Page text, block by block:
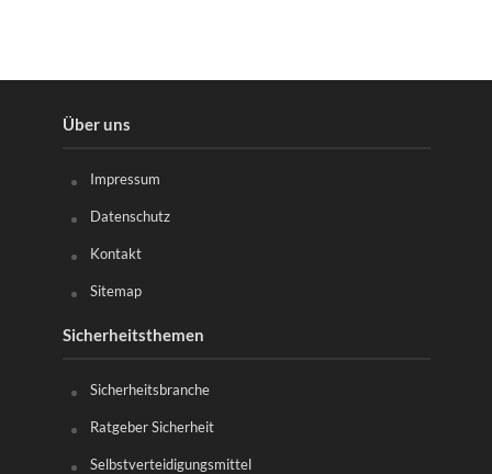
Über uns
Impressum
Datenschutz
Kontakt
Sitemap
Sicherheitsthemen
Sicherheitsbranche
Ratgeber Sicherheit
Selbstverteidigungsmittel